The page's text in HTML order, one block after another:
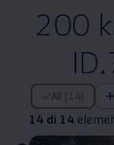
200
All (14)
14 di 14
14 di 14